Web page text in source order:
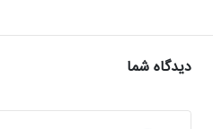
دیدگاه شما